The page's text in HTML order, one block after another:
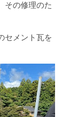
その修理のた
セメント瓦を